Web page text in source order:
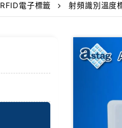
RFID電子標籤 射頻識別溫度